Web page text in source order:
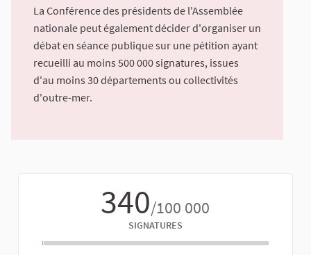
La Conférence des présidents de l'Assemblée
nationale peut également décider d'organiser un
débat en séance publique sur une pétition ayant
recueilli au moins 500 000 signatures, issues
d'au moins 30 départements ou collectivités
d'outre-mer.
340/100 000
SIGNATURES